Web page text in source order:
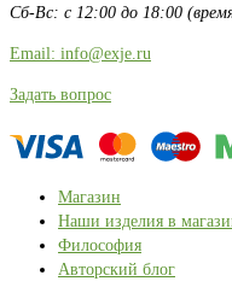
Сб-Вс: с 12:00 до 18:00
Email: info@exje.ru
Задать вопрос
Магазин
Наши изделия в
Философия
Авторский блог